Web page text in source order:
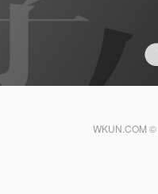
WKUN.COM ©